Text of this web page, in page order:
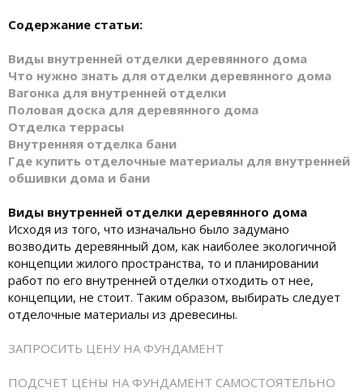
Содержание статьи:
Виды внутренней отделки деревянного дома
Что нужно знать для отделки деревянного дома
Вагонка для внутренней отделки
Половая доска для деревянного дома
Отделка террасы
Внутренняя отделка бани
Где купить отделочные материалы для внутренней
обшивки дома и бани
Виды внутренней отделки деревянного дома
Исходя из того, что изначально было задумано
возводить деревянный дом, как наиболее экологичной
концепции жилого пространства, то и планировании
работ по его внутренней отделки отходить от нее,
концепции, не стоит. Таким образом, выбирать следует
отделочные материалы из древесины.
ЗАПРОСИТЬ ЦЕНУ НА ФУНДАМЕНТ
ПОДСЧЕТ ЦЕНЫ НА ФУНДАМЕНТ САМОСТОЯТЕЛЬНО